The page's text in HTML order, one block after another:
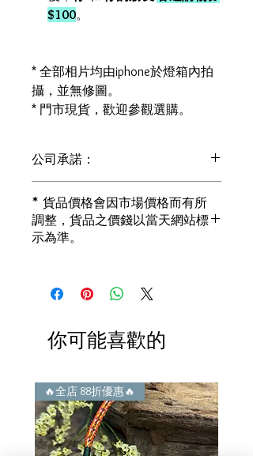
$100。
* 全部相片均由iphone於燈箱內拍
攝，並無修圖。
* 門市現貨，歡迎參觀選購。
公司承諾：
冇加色！冇化妝！
i) 所有已鑲玉器珠寶丶玉鐲丶擺件皆 奉
送 [香港翡翠鑑証書]
i) 成色足。冇鍍金！冇包金！冇假金！
3) 顧客所花費一分一毫全部都是珠寶本
i) 無佣金！無租金！無買手費！真真正
正行內批發價。
謝絕紙上談兵。
* 貨品價格會因市場價格而有所
調整，貨品之價錢以當天網站標
示為準。
你可能喜歡的
🔥全店 88折優惠🔥